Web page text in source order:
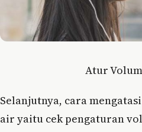
Atur
Selanjutnya, cara
air yaitu cek pengaturan